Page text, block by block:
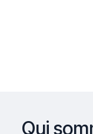
Qui